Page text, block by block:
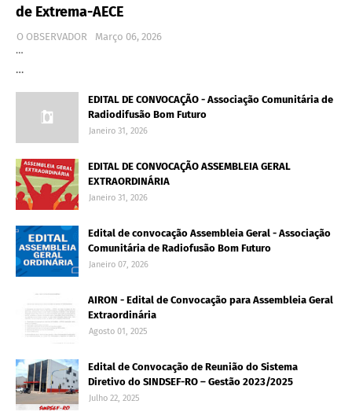
de Extrema-AECE
O OBSERVADOR
Março 06, 2026
…
…
EDITAL DE CONVOCAÇÃO - Associação Comunitária de
Radiodifusão Bom Futuro
Janeiro 31, 2026
EDITAL DE CONVOCAÇÃO ASSEMBLEIA GERAL
EXTRAORDINÁRIA
Janeiro 31, 2026
Edital de convocação Assembleia Geral - Associação
Comunitária de Radiofusão Bom Futuro
Janeiro 07, 2026
AIRON - Edital de Convocação para Assembleia Geral
Extraordinária
Agosto 01, 2025
Edital de Convocação de Reunião do Sistema
Diretivo do SINDSEF-RO – Gestão 2023/2025
Julho 22, 2025